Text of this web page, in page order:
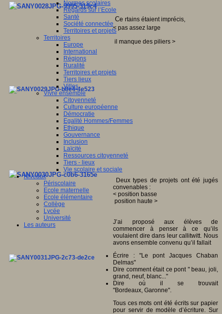
Normes scolaires
Regards sur l’Ecole
Santé
Société connectée
Territoires et projets
Territoires
Europe
International
Régions
Ruralité
Territoires et projets
Tiers lieux
Villes
Vivre ensemble
Citoyenneté
Culture européenne
Démocratie
Egalité Hommes/Femmes
Ethique
Gouvernance
Inclusion
Laïcité
Ressources citoyenneté
Tiers - lieux
Vie scolaire et sociale
Niveaux
Périscolaire
Ecole maternelle
Ecole élémentaire
Collège
Lycée
Université
Les auteurs
Ce rtains étaient imprécis,
< pas assez large
il manque des piliers >
Deux types de projets ont été jugés
convenables :
< position basse
position haute >
J’ai proposé aux élèves de
commencer à penser à ce qu’ils
voulaient dire dans leur callitwitt. Nous
avons ensemble convenu qu’il fallait
Écrire : "Le pont Jacques Chaban
Delmas"
Dire comment était ce pont " beau, joli,
grand, neuf, blanc..."
Dire où il se trouvait
"Bordeaux, Garonne".
Tous ces mots ont été écrits sur papier
pour servir de modèle d’écriture. Sur